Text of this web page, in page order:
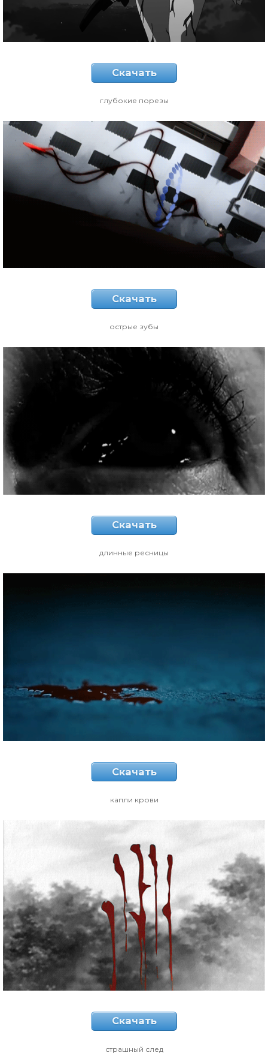
Скачать
глубокие порезы
Скачать
острые зубы
Скачать
длинные ресницы
Скачать
капли крови
Скачать
страшный след